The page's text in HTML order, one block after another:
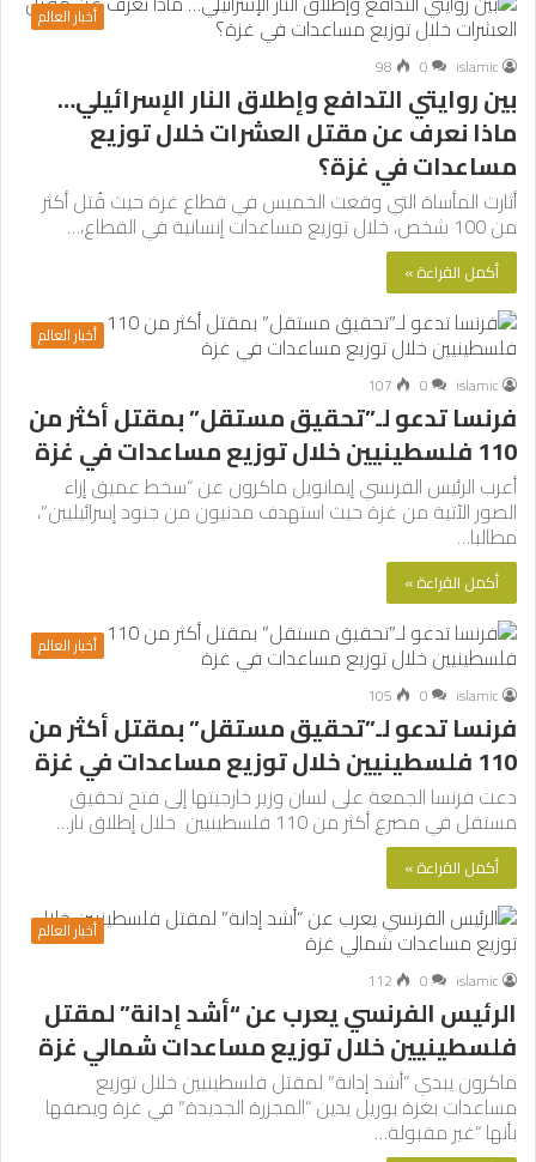
أخبار العالم
islamic
0
98
بين روايتي التدافع وإطلاق النار الإسرائيلي…
ماذا نعرف عن مقتل العشرات خلال توزيع
مساعدات في غزة؟
أثارت المأساة التي وقعت الخميس في قطاع غزة حيث قُتل أكثر
من 100 شخص، خلال توزيع مساعدات إنسانية في القطاع،…
أكمل القراءة »
أخبار العالم
islamic
0
107
فرنسا تدعو لـ”تحقيق مستقل” بمقتل أكثر من
110 فلسطينيين خلال توزيع مساعدات في غزة
أعرب الرئيس الفرنسي إيمانويل ماكرون عن “سخط عميق إزاء
الصور الآتية من غزة حيث استهدف مدنيون من جنود إسرائيليين”،
مطالبا…
أكمل القراءة »
أخبار العالم
islamic
0
105
فرنسا تدعو لـ”تحقيق مستقل” بمقتل أكثر من
110 فلسطينيين خلال توزيع مساعدات في غزة
دعت فرنسا الجمعة على لسان وزير خارجيتها إلى فتح تحقيق
مستقل في مصرع أكثر من 110 فلسطينيين خلال إطلاق نار…
أكمل القراءة »
أخبار العالم
islamic
0
112
الرئيس الفرنسي يعرب عن “أشد إدانة” لمقتل
فلسطينيين خلال توزيع مساعدات شمالي غزة
ماكرون يبدي “أشد إدانة” لمقتل فلسطينيين خلال توزيع
مساعدات بغزة بوريل يدين “المجزرة الجديدة” في غزة ويصفها
بأنها “غير مقبولة…